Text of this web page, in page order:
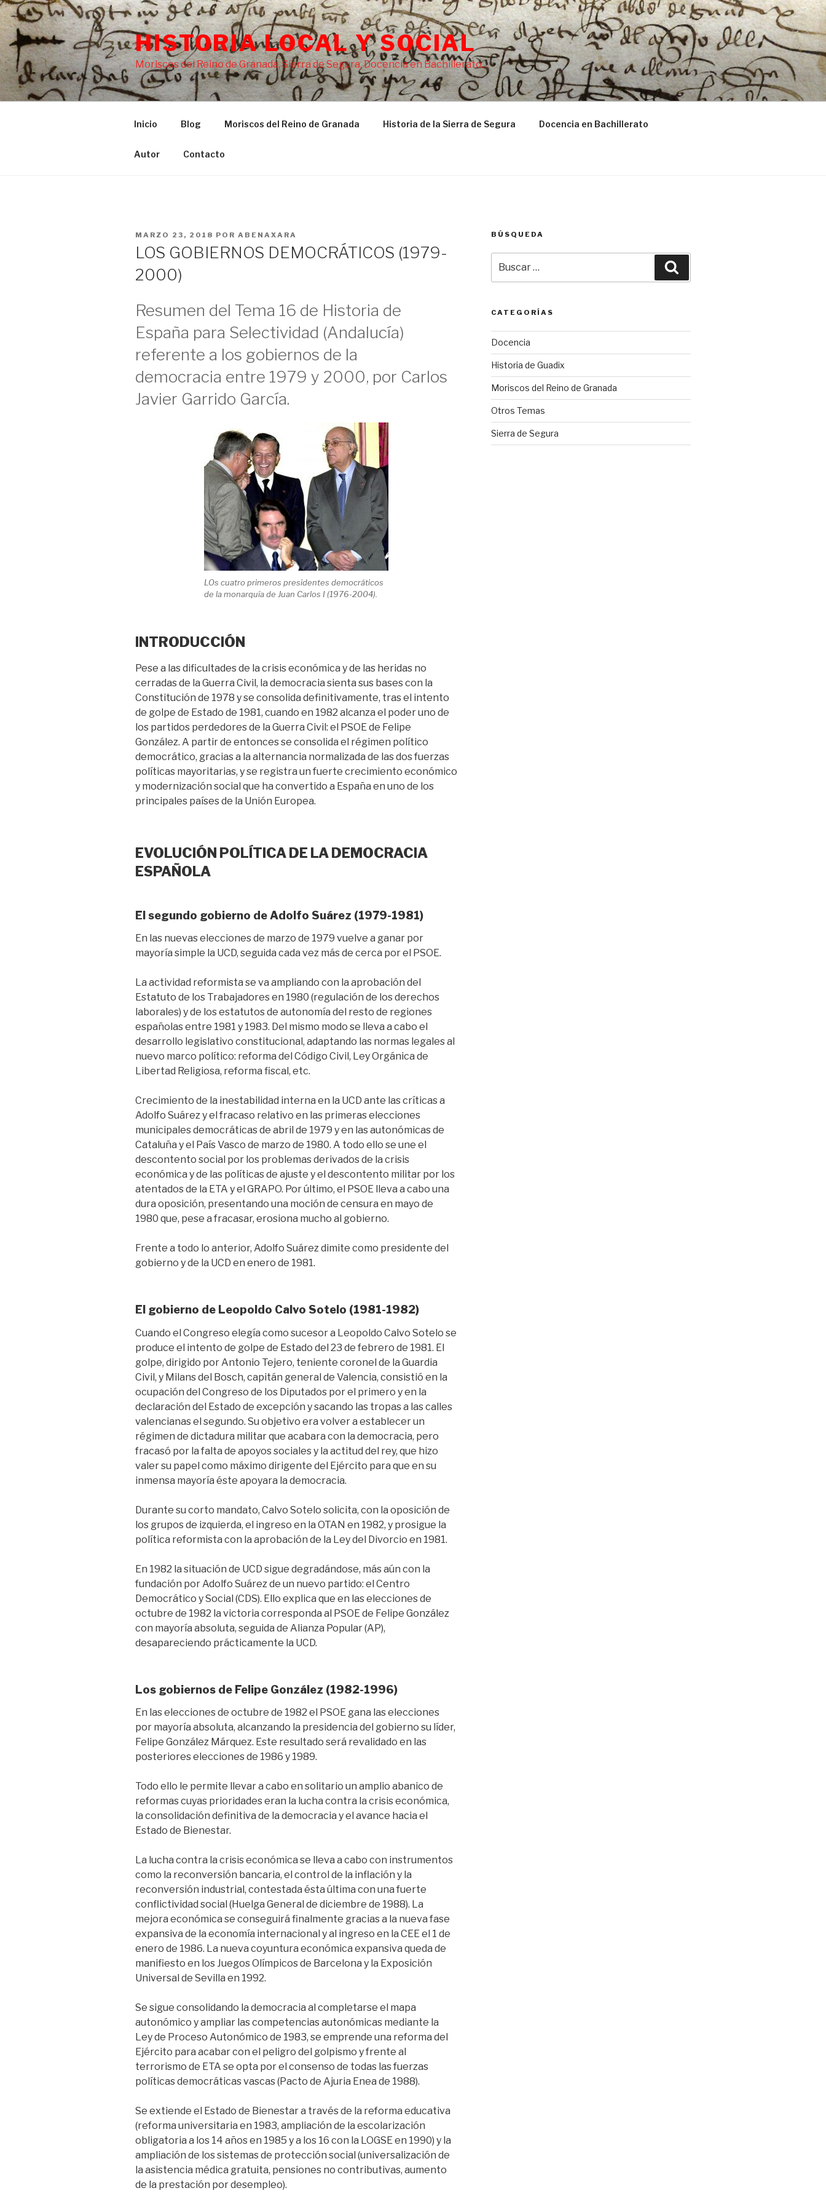
Saltar
al
contenido
HISTORIA LOCAL Y SOCIAL
Moriscos del Reino de Granada, Sierra de Segura, Docencia en Bachillerato…
Inicio Blog Moriscos del Reino de Granada Historia de la Sierra de Segura Docencia en Bachillerato
Autor Contacto
PUBLICADO
MARZO 23, 2018 POR ABENAXARA
LOS GOBIERNOS DEMOCRÁTICOS (1979-
2000)
Resumen del Tema 16 de Historia de
España para Selectividad (Andalucía)
referente a los gobiernos de la
democracia entre 1979 y 2000, por Carlos
Javier Garrido García.
LOs cuatro primeros presidentes democráticos
de la monarquía de Juan Carlos I (1976-2004).
INTRODUCCIÓN
Pese a las dificultades de la crisis económica y de las heridas no
cerradas de la Guerra Civil, la democracia sienta sus bases con la
Constitución de 1978 y se consolida definitivamente, tras el intento
de golpe de Estado de 1981, cuando en 1982 alcanza el poder uno de
los partidos perdedores de la Guerra Civil: el PSOE de Felipe
González. A partir de entonces se consolida el régimen político
democrático, gracias a la alternancia normalizada de las dos fuerzas
políticas mayoritarias, y se registra un fuerte crecimiento económico
y modernización social que ha convertido a España en uno de los
principales países de la Unión Europea.
EVOLUCIÓN POLÍTICA DE LA DEMOCRACIA
ESPAÑOLA
El segundo gobierno de Adolfo Suárez (1979-1981)
En las nuevas elecciones de marzo de 1979 vuelve a ganar por
mayoría simple la UCD, seguida cada vez más de cerca por el PSOE.
La actividad reformista se va ampliando con la aprobación del
Estatuto de los Trabajadores en 1980 (regulación de los derechos
laborales) y de los estatutos de autonomía del resto de regiones
españolas entre 1981 y 1983. Del mismo modo se lleva a cabo el
desarrollo legislativo constitucional, adaptando las normas legales al
nuevo marco político: reforma del Código Civil, Ley Orgánica de
Libertad Religiosa, reforma fiscal, etc.
Crecimiento de la inestabilidad interna en la UCD ante las críticas a
Adolfo Suárez y el fracaso relativo en las primeras elecciones
municipales democráticas de abril de 1979 y en las autonómicas de
Cataluña y el País Vasco de marzo de 1980. A todo ello se une el
descontento social por los problemas derivados de la crisis
económica y de las políticas de ajuste y el descontento militar por los
atentados de la ETA y el GRAPO. Por último, el PSOE lleva a cabo una
dura oposición, presentando una moción de censura en mayo de
1980 que, pese a fracasar, erosiona mucho al gobierno.
Frente a todo lo anterior, Adolfo Suárez dimite como presidente del
gobierno y de la UCD en enero de 1981.
El gobierno de Leopoldo Calvo Sotelo (1981-1982)
Cuando el Congreso elegía como sucesor a Leopoldo Calvo Sotelo se
produce el intento de golpe de Estado del 23 de febrero de 1981. El
golpe, dirigido por Antonio Tejero, teniente coronel de la Guardia
Civil, y Milans del Bosch, capitán general de Valencia, consistió en la
ocupación del Congreso de los Diputados por el primero y en la
declaración del Estado de excepción y sacando las tropas a las calles
valencianas el segundo. Su objetivo era volver a establecer un
régimen de dictadura militar que acabara con la democracia, pero
fracasó por la falta de apoyos sociales y la actitud del rey, que hizo
valer su papel como máximo dirigente del Ejército para que en su
inmensa mayoría éste apoyara la democracia.
Durante su corto mandato, Calvo Sotelo solicita, con la oposición de
los grupos de izquierda, el ingreso en la OTAN en 1982, y prosigue la
política reformista con la aprobación de la Ley del Divorcio en 1981.
En 1982 la situación de UCD sigue degradándose, más aún con la
fundación por Adolfo Suárez de un nuevo partido: el Centro
Democrático y Social (CDS). Ello explica que en las elecciones de
octubre de 1982 la victoria corresponda al PSOE de Felipe González
con mayoría absoluta, seguida de Alianza Popular (AP),
desapareciendo prácticamente la UCD.
Los gobiernos de Felipe González (1982-1996)
En las elecciones de octubre de 1982 el PSOE gana las elecciones
por mayoría absoluta, alcanzando la presidencia del gobierno su líder,
Felipe González Márquez. Este resultado será revalidado en las
posteriores elecciones de 1986 y 1989.
Todo ello le permite llevar a cabo en solitario un amplio abanico de
reformas cuyas prioridades eran la lucha contra la crisis económica,
la consolidación definitiva de la democracia y el avance hacia el
Estado de Bienestar.
La lucha contra la crisis económica se lleva a cabo con instrumentos
como la reconversión bancaria, el control de la inflación y la
reconversión industrial, contestada ésta última con una fuerte
conflictividad social (Huelga General de diciembre de 1988). La
mejora económica se conseguirá finalmente gracias a la nueva fase
expansiva de la economía internacional y al ingreso en la CEE el 1 de
enero de 1986. La nueva coyuntura económica expansiva queda de
manifiesto en los Juegos Olímpicos de Barcelona y la Exposición
Universal de Sevilla en 1992.
Se sigue consolidando la democracia al completarse el mapa
autonómico y ampliar las competencias autonómicas mediante la
Ley de Proceso Autonómico de 1983, se emprende una reforma del
Ejército para acabar con el peligro del golpismo y frente al
terrorismo de ETA se opta por el consenso de todas las fuerzas
políticas democráticas vascas (Pacto de Ajuria Enea de 1988).
Se extiende el Estado de Bienestar a través de la reforma educativa
(reforma universitaria en 1983, ampliación de la escolarización
obligatoria a los 14 años en 1985 y a los 16 con la LOGSE en 1990) y la
ampliación de los sistemas de protección social (universalización de
la asistencia médica gratuita, pensiones no contributivas, aumento
de la prestación por desempleo).
BÚSQUEDA
por:
CATEGORÍAS
Docencia
Historia de Guadix
Moriscos del Reino de Granada
Otros Temas
Sierra de Segura